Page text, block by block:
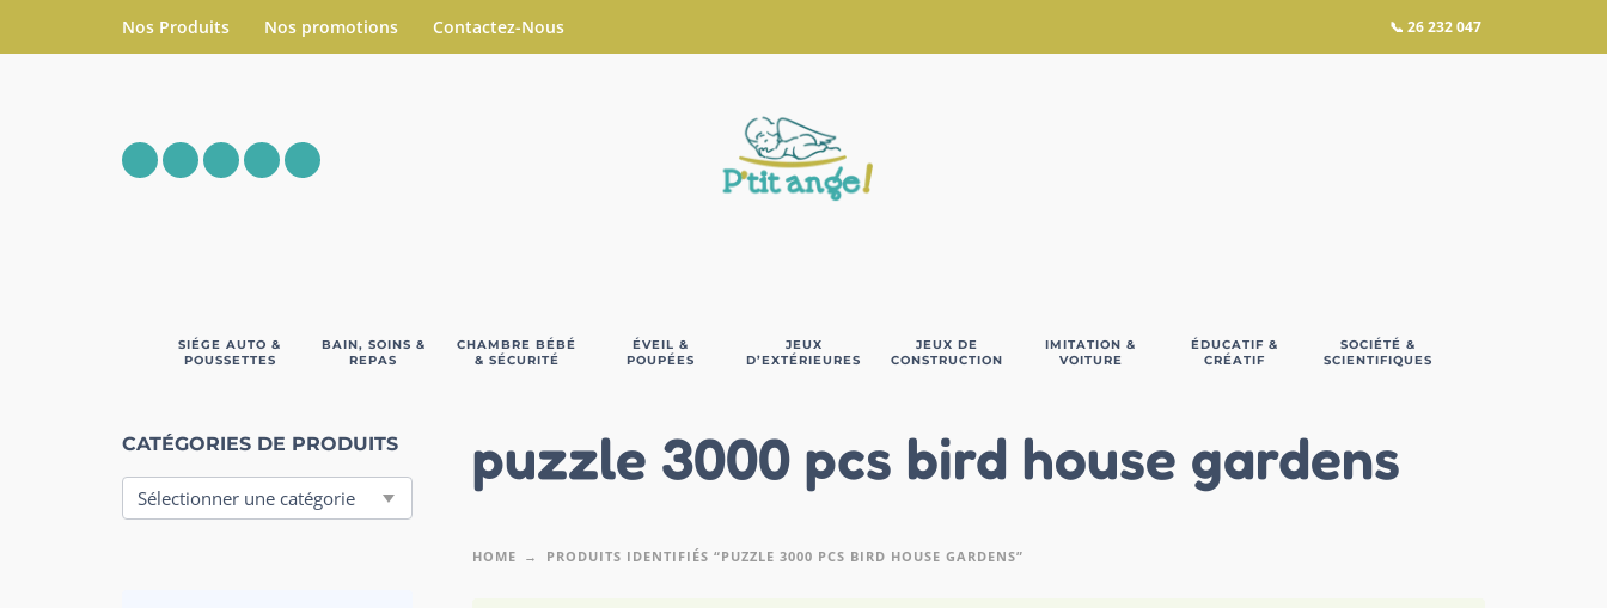
Nos Produits Nos promotions Contactez-Nous 📞 26 232 047
SIÉGE AUTO &
POUSSETTES
BAIN, SOINS &
REPAS
CHAMBRE BÉBÉ
& SÉCURITÉ
ÉVEIL &
POUPÉES
JEUX
D’EXTÉRIEURES
JEUX DE
CONSTRUCTION
IMITATION &
VOITURE
ÉDUCATIF &
CRÉATIF
SOCIÉTÉ &
SCIENTIFIQUES
CATÉGORIES DE PRODUITS puzzle 3000 pcs bird house gardens
HOME PRODUITS IDENTIFIÉS “PUZZLE 3000 PCS BIRD HOUSE GARDENS”